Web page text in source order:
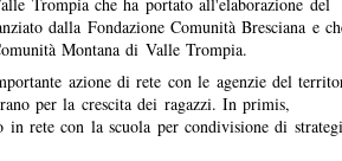
dalla Fondazione Comunità Bresciana e
Montana di Valle Trompia.
azione di rete con le agenzie del
per la crescita dei ragazzi. In primis,
in rete con la scuola per condivisione di